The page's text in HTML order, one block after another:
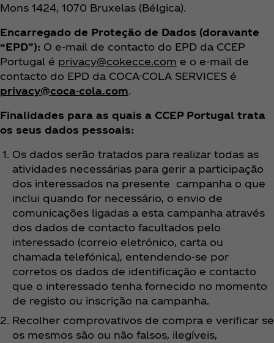
Mons 1424, 1070 Bruxelas (Bélgica).
Encarregado de Proteção de Dados (doravante
“EPD”): O e-mail de contacto do EPD da CCEP
Portugal é privacy@cokecce.com e o e-mail de
contacto do EPD da COCA-COLA SERVICES é
privacy@coca-cola.com.
Finalidades para as quais a CCEP Portugal trata
os seus dados pessoais:
Os dados serão tratados para realizar todas as
atividades necessárias para gerir a participação
dos interessados na presente campanha o que
inclui quando for necessário, o envio de
comunicações ligadas a esta campanha através
dos dados de contacto facultados pelo
interessado (correio eletrónico, carta ou
chamada telefónica), entendendo-se por
corretos os dados de identificação e contacto
que o interessado tenha fornecido no momento
de registo ou inscrição na campanha.
Recolher comprovativos de compra e verificar se
os mesmos são ou não falsos, ilegíveis,